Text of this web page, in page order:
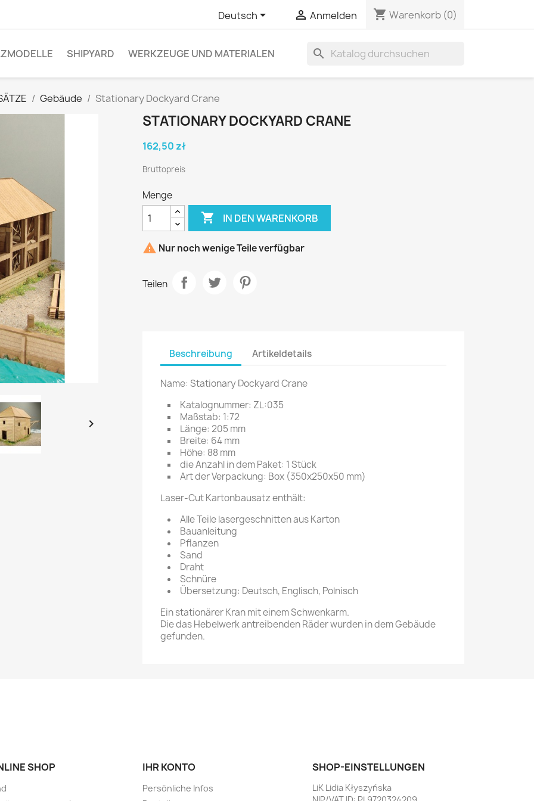
Deutsch  Anmelden shopping_cart Warenkorb (0)
SHIPYARD WERKZEUGE UND MATERIALEN search
Gebäude Stationary Dockyard Crane

STATIONARY DOCKYARD CRANE
162,50 zł
Bruttopreis
Menge
 IN DEN WARENKORB
 Nur noch wenige Teile verfügbar
Teilen
Beschreibung Artikeldetails
Name: Stationary Dockyard Crane
Katalognummer: ZL:035
Maßstab: 1:72
Länge: 205 mm
Breite: 64 mm
Höhe: 88 mm
die Anzahl in dem Paket: 1 Stück
Art der Verpackung: Box (350x250x50 mm)
Laser-Cut Kartonbausatz enthält:
Alle Teile lasergeschnitten aus Karton
Bauanleitung
Pflanzen
Sand
Draht
Schnüre
Übersetzung: Deutsch, Englisch, Polnisch
Ein stationärer Kran mit einem Schwenkarm.
Die das Hebelwerk antreibenden Räder wurden in dem Gebäude
gefunden.
SHOP IHR KONTO
Persönliche Infos
SHOP-EINSTELLUNGEN
LiK Lidia Kłyszyńska